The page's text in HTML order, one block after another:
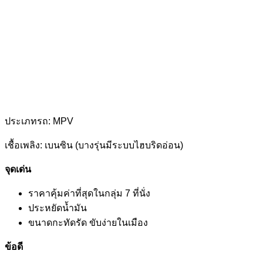
ประเภทรถ: MPV
เชื้อเพลิง: เบนซิน (บางรุ่นมีระบบไฮบริดอ่อน)
จุดเด่น
ราคาคุ้มค่าที่สุดในกลุ่ม 7 ที่นั่ง
ประหยัดน้ำมัน
ขนาดกะทัดรัด ขับง่ายในเมือง
ข้อดี